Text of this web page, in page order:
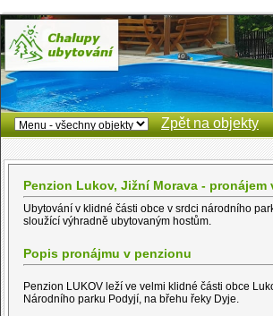
Zpět na objekty
Penzion Lukov, Jižní Morava - pronájem
Ubytování v klidné části obce v srdci národního
sloužící výhradně ubytovaným hostům.
Popis pronájmu v penzionu
Penzion LUKOV leží ve velmi klidné části obce
Národního parku Podyjí, na břehu řeky Dyje.